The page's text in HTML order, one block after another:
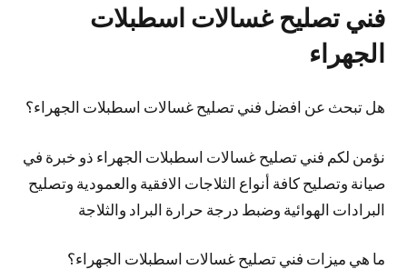
فني تصليح غسالات اسطبلات
الجهراء
هل تبحث عن افضل فني تصليح غسالات اسطبلات الجهراء؟
نؤمن لكم فني تصليح غسالات اسطبلات الجهراء ذو خبرة في
صيانة وتصليح كافة أنواع الثلاجات الافقية والعمودية وتصليح
البرادات الهوائية وضبط درجة حرارة البراد والثلاجة
ما هي ميزات فني تصليح غسالات اسطبلات الجهراء؟